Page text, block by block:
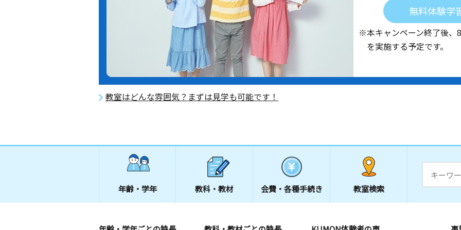
無料体験学
※本キャンペーン終了後、
を実施する予定です。
教室はどんな雰囲気？まずは見学も可能です！
年齢・学年 教科・教材 会費・ 各種手続き 教室検索